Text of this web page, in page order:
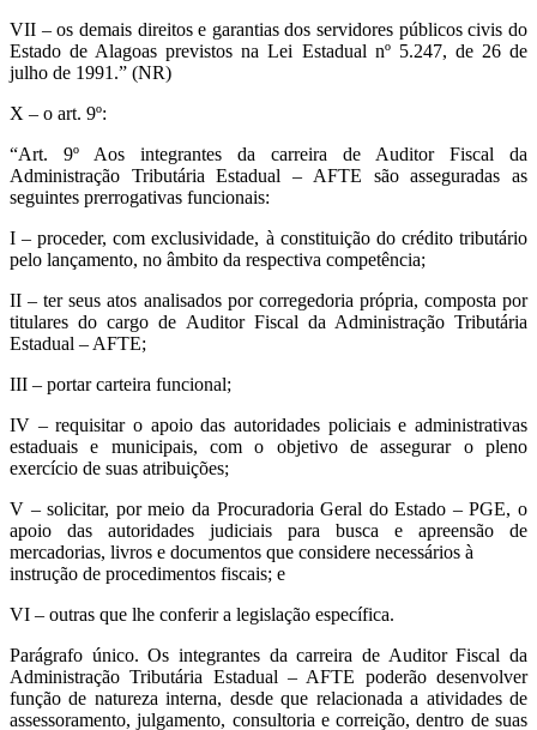
VII – os demais direitos e garantias dos servidores públicos civis do
Estado de Alagoas previstos na Lei Estadual nº 5.247, de 26 de
julho de 1991.” (NR)
X – o art. 9º:
“Art. 9º Aos integrantes da carreira de Auditor Fiscal da
Administração Tributária Estadual – AFTE são asseguradas as
seguintes prerrogativas funcionais:
I – proceder, com exclusividade, à constituição do crédito tributário
pelo lançamento, no âmbito da respectiva competência;
II – ter seus atos analisados por corregedoria própria, composta por
titulares do cargo de Auditor Fiscal da Administração Tributária
Estadual – AFTE;
III – portar carteira funcional;
IV – requisitar o apoio das autoridades policiais e administrativas
estaduais e municipais, com o objetivo de assegurar o pleno
exercício de suas atribuições;
V – solicitar, por meio da Procuradoria Geral do Estado – PGE, o
apoio das autoridades judiciais para busca e apreensão de
mercadorias, livros e documentos que considere necessários à
instrução de procedimentos fiscais; e
VI – outras que lhe conferir a legislação específica.
Parágrafo único. Os integrantes da carreira de Auditor Fiscal da
Administração Tributária Estadual – AFTE poderão desenvolver
função de natureza interna, desde que relacionada a atividades de
assessoramento, julgamento, consultoria e correição, dentro de suas